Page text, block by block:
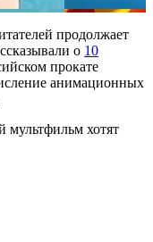
продолжает
о 10
прокате
анимационных
мультфильм хотят